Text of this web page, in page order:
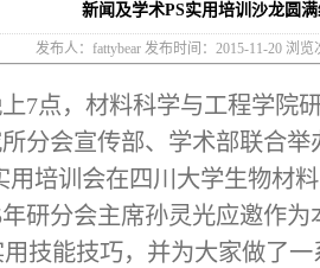
新闻及学术PS实用培训沙龙圆
发布人：fattybear 发布时间：2015-11-20 浏览
上7点，材料科学与工程学院
分会宣传部、学术部联合举
用培训会在四川大学生物材
研分会主席孙灵光应邀作
用技能技巧，并为大家做了